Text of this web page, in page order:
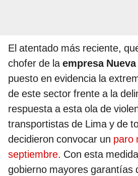
El atentado más reciente,
chofer de la empresa
puesto en evidencia la
de este sector frente a la
respuesta a esta ola de
transportistas de Lima y de
decidieron convocar un paro
septiembre. Con esta
gobierno mayores garantías